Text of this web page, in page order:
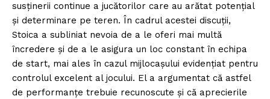
susținerii continue a jucătorilor care au arătat potențial
și determinare pe teren. În cadrul acestei discuții,
Stoica a subliniat nevoia de a le oferi mai multă
încredere și de a le asigura un loc constant în echipa
de start, mai ales în cazul mijlocașului evidențiat pentru
controlul excelent al jocului. El a argumentat că astfel
de performanțe trebuie recunoscute și că aprecierile